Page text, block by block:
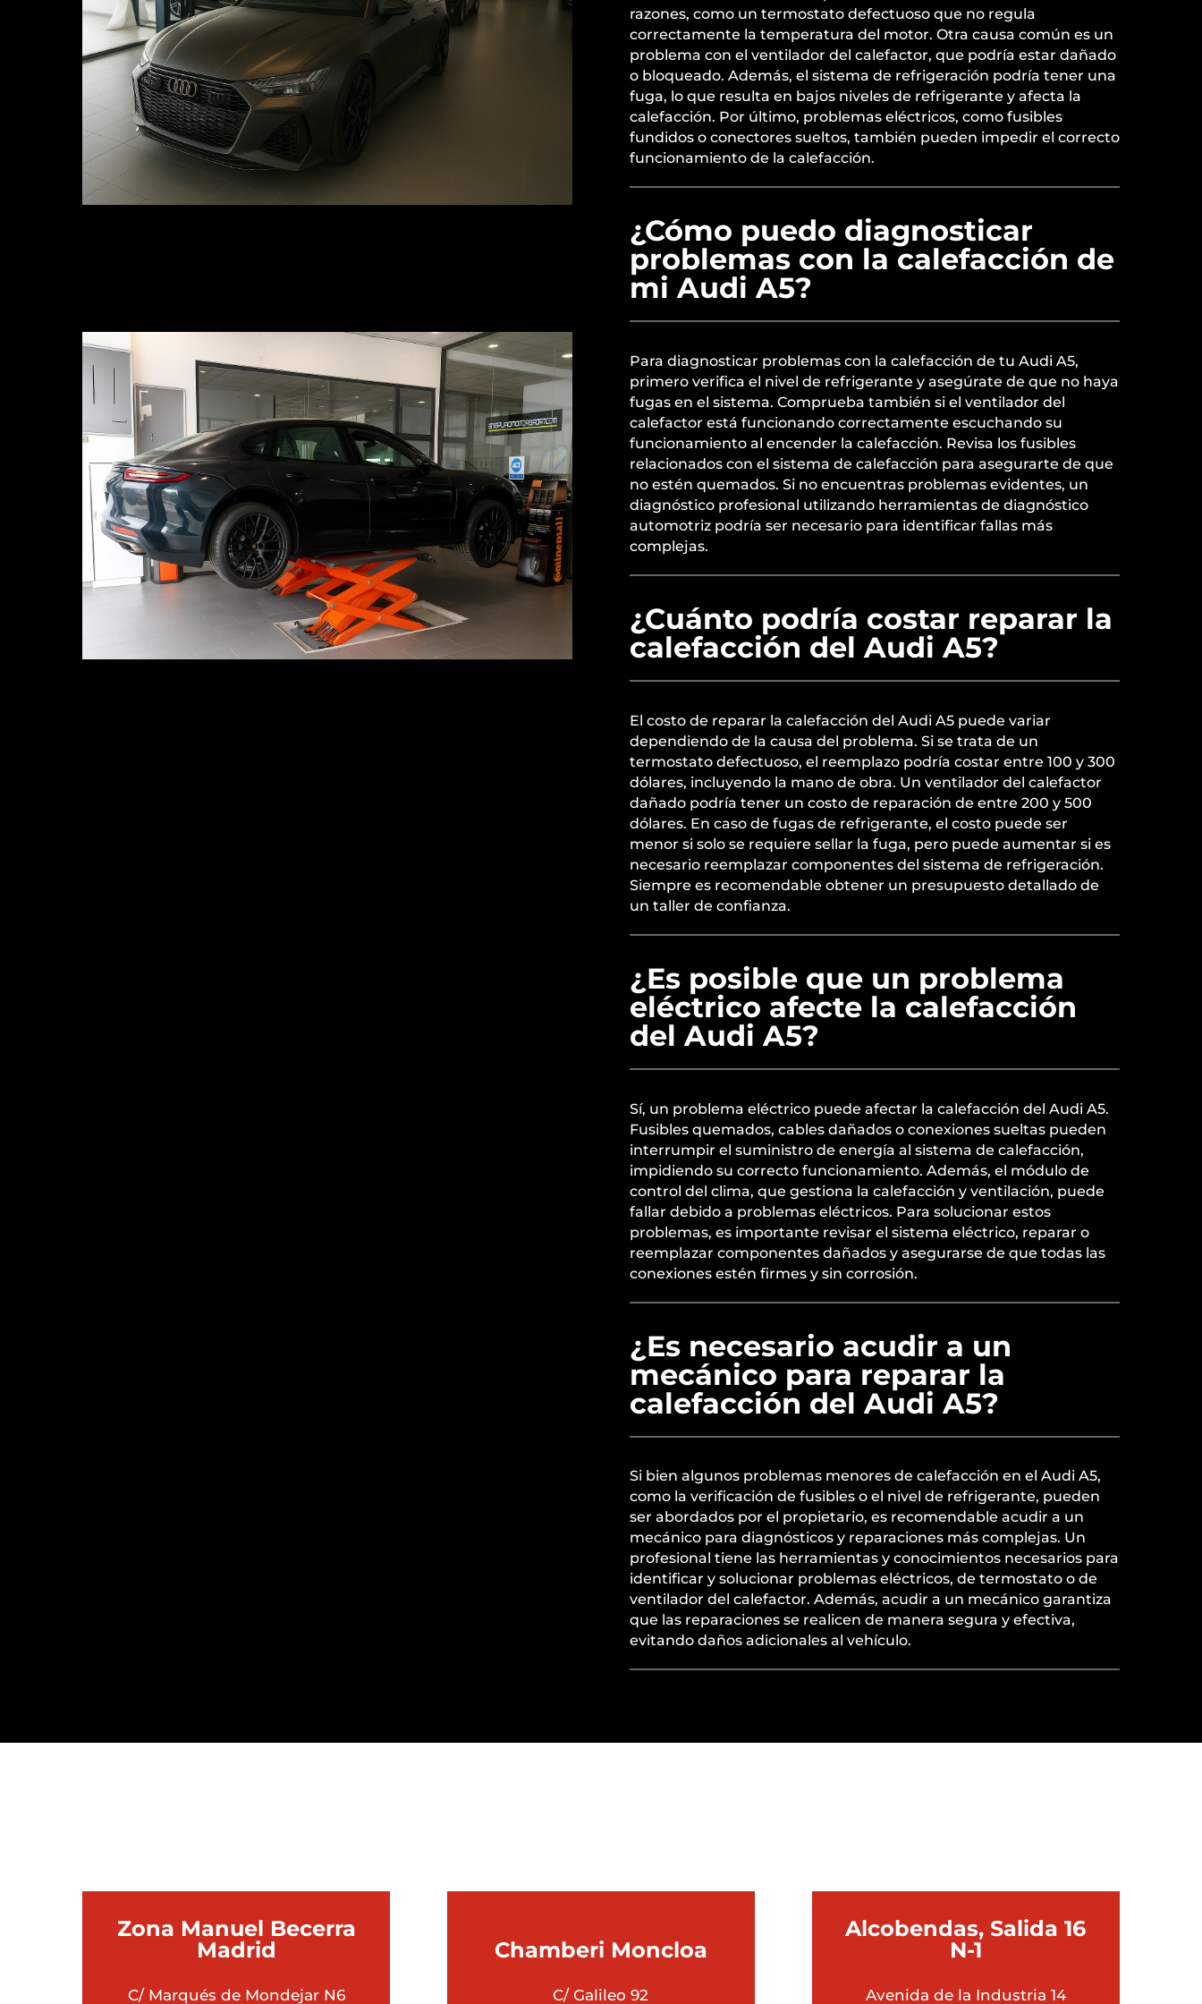
razones, como un termostato defectuoso que no regula
correctamente la temperatura del motor. Otra causa común es un
problema con el ventilador del calefactor, que podría estar dañado
o bloqueado. Además, el sistema de refrigeración podría tener una
fuga, lo que resulta en bajos niveles de refrigerante y afecta la
calefacción. Por último, problemas eléctricos, como fusibles
fundidos o conectores sueltos, también pueden impedir el correcto
funcionamiento de la calefacción.
¿Cómo puedo diagnosticar
problemas con la calefacción de
mi Audi A5?
Para diagnosticar problemas con la calefacción de tu Audi A5,
primero verifica el nivel de refrigerante y asegúrate de que no haya
fugas en el sistema. Comprueba también si el ventilador del
calefactor está funcionando correctamente escuchando su
funcionamiento al encender la calefacción. Revisa los fusibles
relacionados con el sistema de calefacción para asegurarte de que
no estén quemados. Si no encuentras problemas evidentes, un
diagnóstico profesional utilizando herramientas de diagnóstico
automotriz podría ser necesario para identificar fallas más
complejas.
¿Cuánto podría costar reparar la
calefacción del Audi A5?
El costo de reparar la calefacción del Audi A5 puede variar
dependiendo de la causa del problema. Si se trata de un
termostato defectuoso, el reemplazo podría costar entre 100 y 300
dólares, incluyendo la mano de obra. Un ventilador del calefactor
dañado podría tener un costo de reparación de entre 200 y 500
dólares. En caso de fugas de refrigerante, el costo puede ser
menor si solo se requiere sellar la fuga, pero puede aumentar si es
necesario reemplazar componentes del sistema de refrigeración.
Siempre es recomendable obtener un presupuesto detallado de
un taller de confianza.
¿Es posible que un problema
eléctrico afecte la calefacción
del Audi A5?
Sí, un problema eléctrico puede afectar la calefacción del Audi A5.
Fusibles quemados, cables dañados o conexiones sueltas pueden
interrumpir el suministro de energía al sistema de calefacción,
impidiendo su correcto funcionamiento. Además, el módulo de
control del clima, que gestiona la calefacción y ventilación, puede
fallar debido a problemas eléctricos. Para solucionar estos
problemas, es importante revisar el sistema eléctrico, reparar o
reemplazar componentes dañados y asegurarse de que todas las
conexiones estén firmes y sin corrosión.
¿Es necesario acudir a un
mecánico para reparar la
calefacción del Audi A5?
Si bien algunos problemas menores de calefacción en el Audi A5,
como la verificación de fusibles o el nivel de refrigerante, pueden
ser abordados por el propietario, es recomendable acudir a un
mecánico para diagnósticos y reparaciones más complejas. Un
profesional tiene las herramientas y conocimientos necesarios para
identificar y solucionar problemas eléctricos, de termostato o de
ventilador del calefactor. Además, acudir a un mecánico garantiza
que las reparaciones se realicen de manera segura y efectiva,
evitando daños adicionales al vehículo.
Zona Manuel Becerra
Madrid
C/ Marqués de Mondejar N6
Chamberi Moncloa
C/ Galileo 92
Alcobendas, Salida 16
N-1
Avenida de la Industria 14